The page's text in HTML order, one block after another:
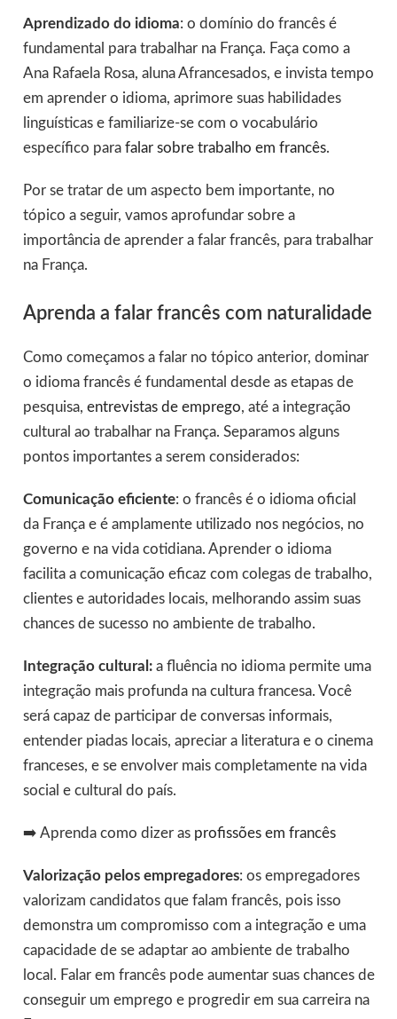
Aprendizado do idioma: o domínio do francês é
fundamental para trabalhar na França. Faça como a
Ana Rafaela Rosa, aluna Afrancesados, e invista tempo
em aprender o idioma, aprimore suas habilidades
linguísticas e familiarize-se com o vocabulário
específico para falar sobre trabalho em francês.
Por se tratar de um aspecto bem importante, no
tópico a seguir, vamos aprofundar sobre a
importância de aprender a falar francês, para trabalhar
na França.
Aprenda a falar francês com naturalidade
Como começamos a falar no tópico anterior, dominar
o idioma francês é fundamental desde as etapas de
pesquisa, entrevistas de emprego, até a integração
cultural ao trabalhar na França. Separamos alguns
pontos importantes a serem considerados:
Comunicação eficiente: o francês é o idioma oficial
da França e é amplamente utilizado nos negócios, no
governo e na vida cotidiana. Aprender o idioma
facilita a comunicação eficaz com colegas de trabalho,
clientes e autoridades locais, melhorando assim suas
chances de sucesso no ambiente de trabalho.
Integração cultural:a fluência no idioma permite uma
integração mais profunda na cultura francesa. Você
será capaz de participar de conversas informais,
entender piadas locais, apreciar a literatura e o cinema
franceses, e se envolver mais completamente na vida
social e cultural do país.
➡️ Aprenda como dizer as profissões em francês
Valorização pelos empregadores: os empregadores
valorizam candidatos que falam francês, pois isso
demonstra um compromisso com a integração e uma
capacidade de se adaptar ao ambiente de trabalho
local. Falar em francês pode aumentar suas chances de
conseguir um emprego e progredir em sua carreira na